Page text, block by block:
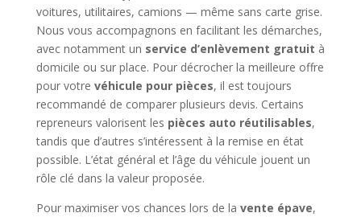
voitures, utilitaires, camions — même sans carte grise.
Nous vous accompagnons en facilitant les démarches,
avec notamment un service d’enlèvement gratuit à
domicile ou sur place. Pour décrocher la meilleure offre
pour votre véhicule pour pièces, il est toujours
recommandé de comparer plusieurs devis. Certains
repreneurs valorisent les pièces auto réutilisables,
tandis que d’autres s’intéressent à la remise en état
possible. L’état général et l’âge du véhicule jouent un
rôle clé dans la valeur proposée.
Pour maximiser vos chances lors de la vente épave,